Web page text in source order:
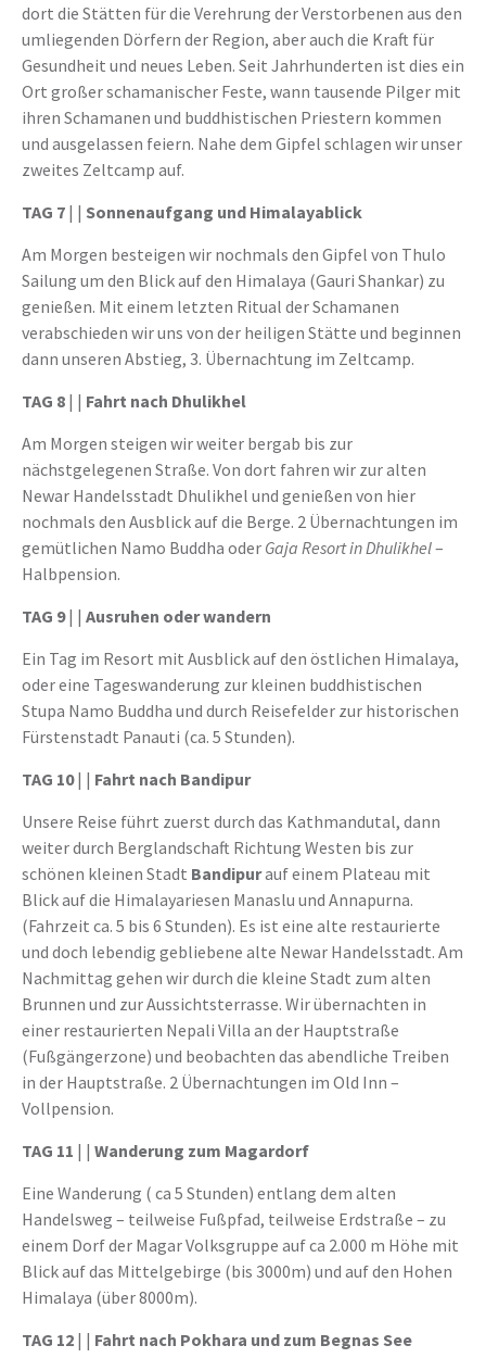
dort die Stätten für die Verehrung der Verstorbenen aus den
umliegenden Dörfern der Region, aber auch die Kraft für
Gesundheit und neues Leben. Seit Jahrhunderten ist dies ein
Ort großer schamanischer Feste, wann tausende Pilger mit
ihren Schamanen und buddhistischen Priestern kommen
und ausgelassen feiern. Nahe dem Gipfel schlagen wir unser
zweites Zeltcamp auf.
TAG 7 | | Sonnenaufgang und Himalayablick
Am Morgen besteigen wir nochmals den Gipfel von Thulo
Sailung um den Blick auf den Himalaya (Gauri Shankar) zu
genießen. Mit einem letzten Ritual der Schamanen
verabschieden wir uns von der heiligen Stätte und beginnen
dann unseren Abstieg, 3. Übernachtung im Zeltcamp.
TAG 8 | | Fahrt nach Dhulikhel
Am Morgen steigen wir weiter bergab bis zur
nächstgelegenen Straße. Von dort fahren wir zur alten
Newar Handelsstadt Dhulikhel und genießen von hier
nochmals den Ausblick auf die Berge. 2 Übernachtungen im
gemütlichen Namo Buddha oder Gaja Resort in Dhulikhel–
Halbpension.
TAG 9| | Ausruhen oder wandern
Ein Tag im Resort mit Ausblick auf den östlichen Himalaya,
oder eine Tageswanderung zur kleinen buddhistischen
Stupa Namo Buddha und durch Reisefelder zur historischen
Fürstenstadt Panauti (ca. 5 Stunden).
TAG 10| | Fahrt nach Bandipur
Unsere Reise führt zuerst durch das Kathmandutal, dann
weiter durch Berglandschaft Richtung Westen bis zur
schönen kleinen Stadt Bandipurauf einem Plateau mit
Blick auf die Himalayariesen Manaslu und Annapurna.
(Fahrzeit ca. 5 bis 6 Stunden). Es ist eine alte restaurierte
und doch lebendig gebliebene alte Newar Handelsstadt. Am
Nachmittag gehen wir durch die kleine Stadt zum alten
Brunnen und zur Aussichtsterrasse. Wir übernachten in
einer restaurierten Nepali Villa an der Hauptstraße
(Fußgängerzone) und beobachten das abendliche Treiben
in der Hauptstraße. 2 Übernachtungen im Old Inn –
Vollpension.
TAG 11 | | Wanderung zum Magardorf
Eine Wanderung ( ca 5 Stunden) entlang dem alten
Handelsweg – teilweise Fußpfad, teilweise Erdstraße – zu
einem Dorf der Magar Volksgruppe auf ca 2.000 m Höhe mit
Blick auf das Mittelgebirge (bis 3000m) und auf den Hohen
Himalaya (über 8000m).
TAG 12 | | Fahrt nach Pokhara und zum Begnas See